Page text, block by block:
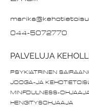
044-5072770
PALVELUJA
PSYKIATRINEN
JOOGA-JA
MINFDULNESS-
HENGITYSOHJAAJA